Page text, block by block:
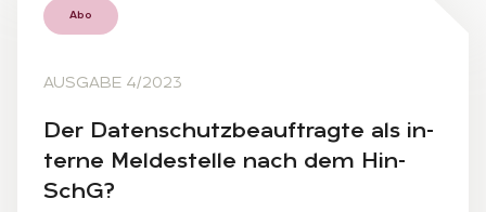
Abo
AUSGABE 4/2023
Der Da­ten­schutz­be­auf­trag­te als in­
ter­ne Mel­de­stel­le nach dem Hin­
SchG?